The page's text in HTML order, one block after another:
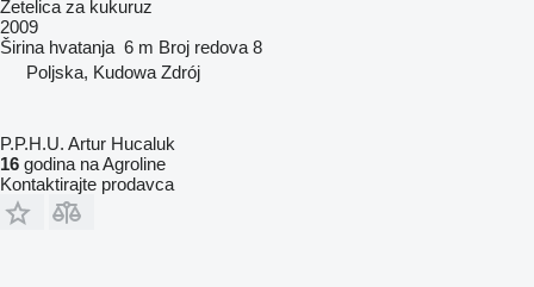
Žetelica za kukuruz
2009
Širina hvatanja 6 m Broj redova 8
Poljska, Kudowa Zdrój
P.P.H.U. Artur Hucaluk
16 godina na Agroline
Kontaktirajte prodavca